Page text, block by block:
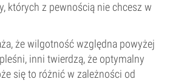
których z pewnością nie chcesz w
że wilgotność względna powyżej
inni twierdzą, że optymalny
się to różnić w zależności od